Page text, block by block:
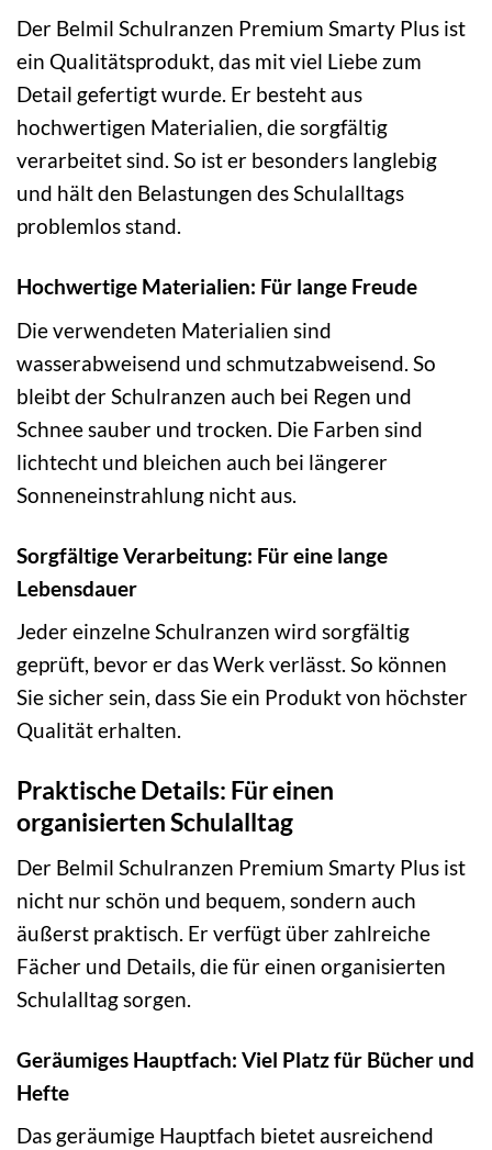
Der Belmil Schulranzen Premium Smarty Plus ist
ein Qualitätsprodukt, das mit viel Liebe zum
Detail gefertigt wurde. Er besteht aus
hochwertigen Materialien, die sorgfältig
verarbeitet sind. So ist er besonders langlebig
und hält den Belastungen des Schulalltags
problemlos stand.
Hochwertige Materialien: Für lange Freude
Die verwendeten Materialien sind
wasserabweisend und schmutzabweisend. So
bleibt der Schulranzen auch bei Regen und
Schnee sauber und trocken. Die Farben sind
lichtecht und bleichen auch bei längerer
Sonneneinstrahlung nicht aus.
Sorgfältige Verarbeitung: Für eine lange
Lebensdauer
Jeder einzelne Schulranzen wird sorgfältig
geprüft, bevor er das Werk verlässt. So können
Sie sicher sein, dass Sie ein Produkt von höchster
Qualität erhalten.
Praktische Details: Für einen
organisierten Schulalltag
Der Belmil Schulranzen Premium Smarty Plus ist
nicht nur schön und bequem, sondern auch
äußerst praktisch. Er verfügt über zahlreiche
Fächer und Details, die für einen organisierten
Schulalltag sorgen.
Geräumiges Hauptfach: Viel Platz für Bücher und
Hefte
Das geräumige Hauptfach bietet ausreichend